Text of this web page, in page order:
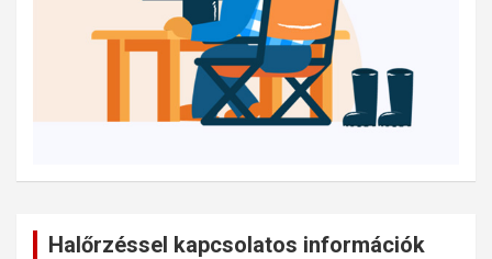
Halőrzéssel kapcsolatos információk